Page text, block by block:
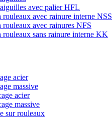
avec palier HFL
rouleaux avec rainure interne NSS
rouleaux avec rainures NFS
rouleaux sans rainure interne KK
acier
massive
acier
massive
sur rouleaux